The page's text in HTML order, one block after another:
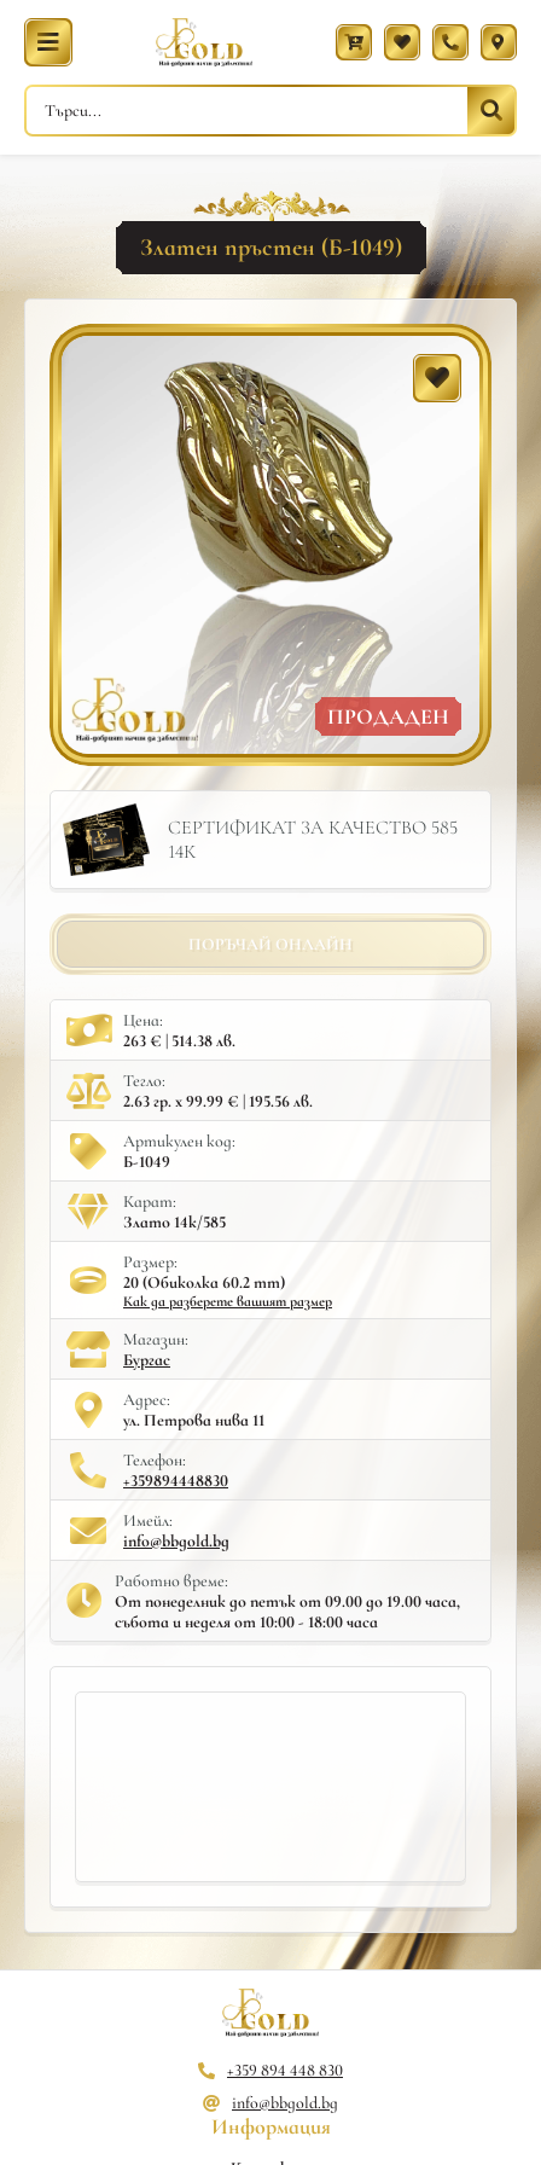
Златен пръстен (Б-1049)
ПРОДАДЕН
СЕРТИФИКАТ ЗА КАЧЕСТВО 585
14К
ПОРЪЧАЙ ОНЛАЙН
Цена:
263 € | 514.38 лв.
Тегло:
2.63 гр. x 99.99 € | 195.56 лв.
Артикулен код:
Б-1049
Карат:
Злато 14к/585
Размер:
20 (Обиколка 60.2 mm)
Как да разберете вашият размер
Mагазин:
Бургас
Адрес:
ул. Петрова нива 11
Телефон:
+359894448830
Имейл:
info@bbgold.bg
Работно време:
От понеделник до петък от 09.00 до 19.00 часа,
събота и неделя от 10:00 - 18:00 часа
+359 894 448 830
info@bbgold.bg
Информация